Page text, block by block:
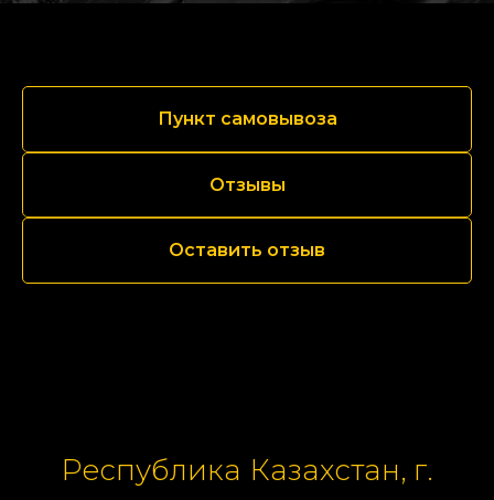
Пункт самовывоза
Отзывы
Оставить отзыв
Республика Казахстан, г.